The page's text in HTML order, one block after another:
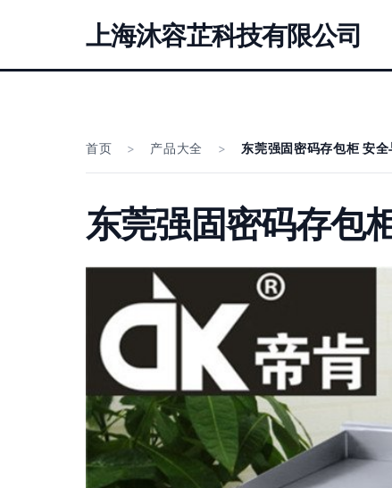
上海沐容芷科技有限公司
首页 > 产品大全 > 东莞强固密码存包柜 安
东莞强固密码存包